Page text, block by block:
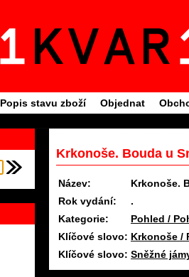
Popis stavu zboží Objednat
Krkonoše. Bouda u
Název:
Krkonoše.
Rok vydání:
.
Kategorie:
Pohled /
Klíčové slovo: Krkonoše /
Klíčové slovo: Sněžné